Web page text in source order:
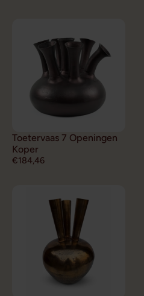
Toetervaas 7 Openingen
Koper
€184,46